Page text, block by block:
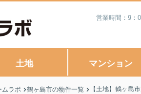
営業時間：9
土地 マンション
ムラボ 鶴ヶ島市の物件一覧 【土地】鶴ヶ島